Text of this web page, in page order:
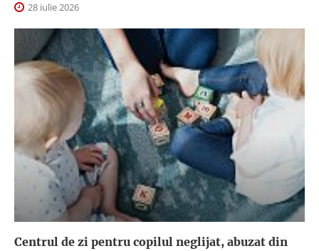
28 iulie 2026
Centrul de zi pentru copilul neglijat, abuzat din